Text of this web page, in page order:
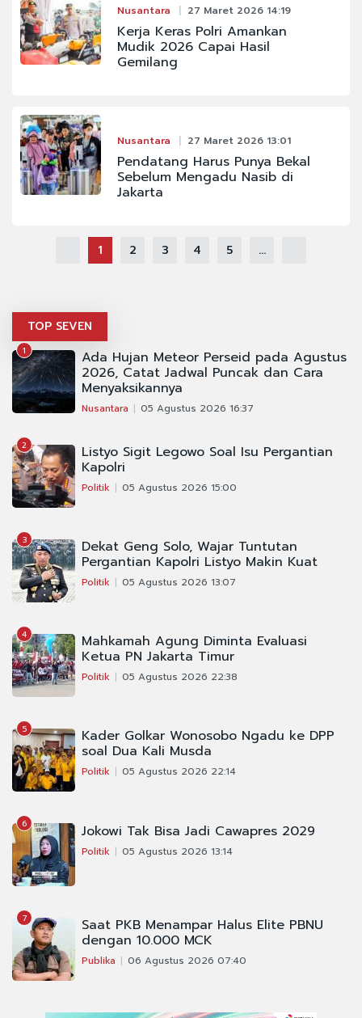
Nusantara 27 Maret 2026 14:19
Kerja Keras Polri Amankan
Mudik 2026 Capai Hasil
Gemilang
Nusantara 27 Maret 2026 13:01
Pendatang Harus Punya Bekal
Sebelum Mengadu Nasib di
Jakarta
1 2 3 4 5 ...
TOP SEVEN
1 Ada Hujan Meteor Perseid pada Agustus
2026, Catat Jadwal Puncak dan Cara
Menyaksikannya
Nusantara 05 Agustus 2026 16:37
2 Listyo Sigit Legowo Soal Isu Pergantian
Kapolri
Politik 05 Agustus 2026 15:00
3 Dekat Geng Solo, Wajar Tuntutan
Pergantian Kapolri Listyo Makin Kuat
Politik 05 Agustus 2026 13:07
4 Mahkamah Agung Diminta Evaluasi
Ketua PN Jakarta Timur
Politik 05 Agustus 2026 22:38
5 Kader Golkar Wonosobo Ngadu ke DPP
soal Dua Kali Musda
Politik 05 Agustus 2026 22:14
6 Jokowi Tak Bisa Jadi Cawapres 2029
Politik 05 Agustus 2026 13:14
7 Saat PKB Menampar Halus Elite PBNU
dengan 10.000 MCK
Publika 06 Agustus 2026 07:40